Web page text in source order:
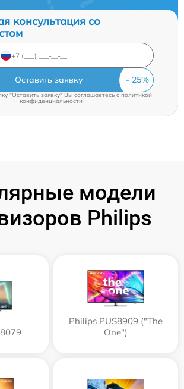
консультация со
Оставить заявку
"Оставить заявку" Вы соглашаетесь c политикой
конфиденциальности
модели
Philips
Philips PUS8909 ("The
One")